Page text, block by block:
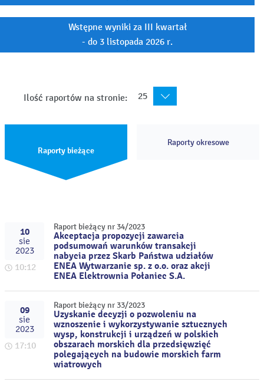
Wstępne wyniki za III kwartał
- do 3 listopada 2026 r.
Ilość raportów na stronie: 25
Raporty bieżące
Raporty okresowe
10
sie
2023
10:12
Raport bieżący nr 34/2023
Akceptacja propozycji zawarcia
podsumowań warunków transakcji
nabycia przez Skarb Państwa udziałów
ENEA Wytwarzanie sp. z o.o. oraz akcji
ENEA Elektrownia Połaniec S.A.
09
sie
2023
17:10
Raport bieżący nr 33/2023
Uzyskanie decyzji o pozwoleniu na
wznoszenie i wykorzystywanie sztucznych
wysp, konstrukcji i urządzeń w polskich
obszarach morskich dla przedsięwzięć
polegających na budowie morskich farm
wiatrowych